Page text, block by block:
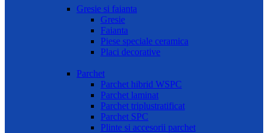
Gresie si faianta
Gresie
Faianta
Piese speciale ceramica
Placi decorative
Parchet
Parchet hibrid WSPC
Parchet laminat
Parchet triplustratificat
Parchet SPC
Plinte si accesorii parchet